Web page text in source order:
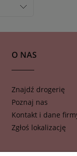
O NAS
Znajdź drogerię
Poznaj nas
Kontakt i dane
Zgłoś lokalizację